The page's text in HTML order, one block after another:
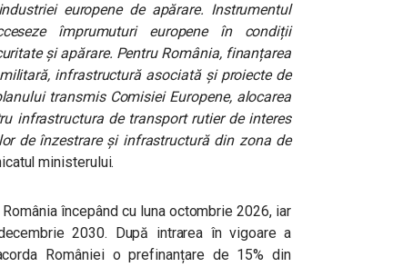
europene de apărare. Instrumentul
împrumuturi europene în condiții
și apărare. Pentru România, finanțarea
infrastructură asociată și proiecte de
transmis Comisiei Europene, alocarea
infrastructura de transport rutier de interes
de înzestrare și infrastructură din zona de
ministerului.
începând cu luna octombrie 2026, iar
2030. După intrarea în vigoare a
României o prefinanțare de 15% din